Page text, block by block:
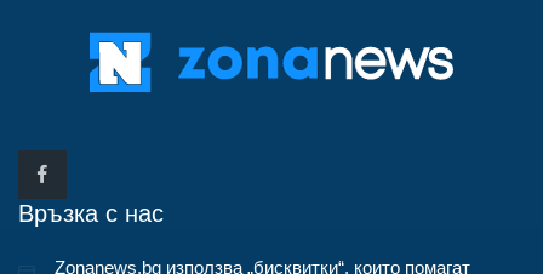
Връзка с нас
Zonanews.bg използва „бисквитки“, които помагат